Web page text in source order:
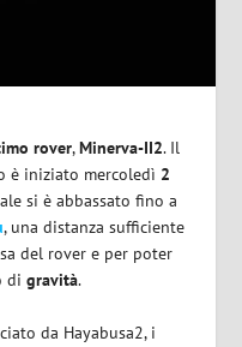
rover,Minerva-II2. Il
è iniziato mercoledì 2
si è abbassato fino a
, una distanza sufficiente
del rover e per poter
digravità.
da Hayabusa2, i